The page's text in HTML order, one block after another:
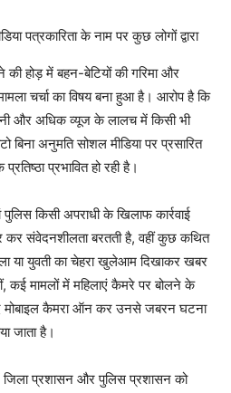
पत्रकारिता के नाम पर कुछ लोगों द्वारा
होड़ में बहन-बेटियों की गरिमा और
चर्चा का विषय बना हुआ है। आरोप है कि
और अधिक व्यूज के लालच में किसी भी
बिना अनुमति सोशल मीडिया पर प्रसारित
प्रभावित हो रही है।
किसी अपराधी के खिलाफ कार्रवाई
संवेदनशीलता बरतती है, वहीं कुछ कथित
या युवती का चेहरा खुलेआम दिखाकर खबर
कई मामलों में महिलाएं कैमरे पर बोलने के
मोबाइल कैमरा ऑन कर उनसे जबरन घटना
जाता है।
प्रशासन और पुलिस प्रशासन को